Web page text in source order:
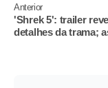
Anterior
'Shrek 5': trailer
detalhes da trama;